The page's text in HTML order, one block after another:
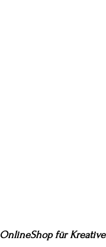
OnlineShop für Kreative